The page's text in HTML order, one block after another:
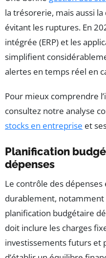
la trésorerie, mais aussi
évitant les ruptures. En
intégrée (ERP) et les
simplifient
alertes en temps réel en
Pour mieux comprendre
consultez notre analyse
stocks en entreprise et
Planification
dépenses
Le contrôle des
durablement, notamment
planification budgétaire
doit inclure les charges
investissements futurs et